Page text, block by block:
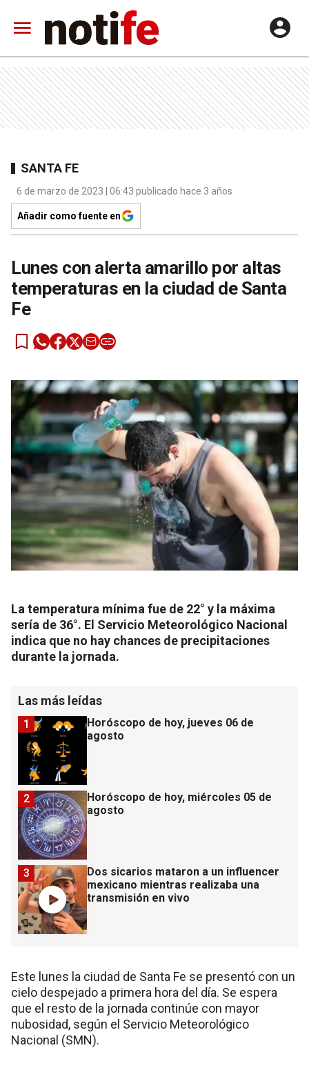
SANTA FE
6 de marzo de 2023 | 06:43 publicado hace 3 años
Añadir como fuente en
Lunes con alerta amarillo por altas
temperaturas en la ciudad de Santa
Fe
La temperatura mínima fue de 22° y la máxima
sería de 36°. El Servicio Meteorológico Nacional
indica que no hay chances de precipitaciones
durante la jornada.
Las más leídas
Horóscopo de hoy, jueves 06 de
agosto
1
Horóscopo de hoy, miércoles 05 de
agosto
2
Dos sicarios mataron a un influencer
mexicano mientras realizaba una
transmisión en vivo
3
Este lunes la ciudad de Santa Fe se presentó con un
cielo despejado a primera hora del día. Se espera
que el resto de la jornada continúe con mayor
nubosidad, según el Servicio Meteorológico
Nacional (SMN).